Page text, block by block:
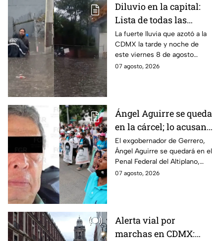
Diluvio en la capital:
Lista de todas las
inundaciones en CDMX
HOY viernes 7 de
agosto
La fuerte lluvia que azotó a la
CDMX la tarde y noche de
este viernes 8 de agosto
provocó inundaciones y otras
07 agosto, 2026
Ángel Aguirre se queda
en la cárcel; lo acusan
de destruir
información del caso
Ayotzinapa
El exgobernador de Gerrero,
Ángel Aguirre se quedará en el
Penal Federal del Altiplano,
luego de que fue detenido ayer
07 agosto, 2026
Alerta vial por
marchas en CDMX: